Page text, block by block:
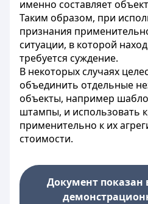
именно составляет
Таким образом, при
признания
ситуации, в которой
требуется суждение.
В некоторых случаях
объединить отдельные
объекты, например
штампы, и использовать
применительно к их
стоимости.
Документ